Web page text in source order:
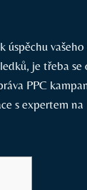
je třeba
PPC
s expertem na